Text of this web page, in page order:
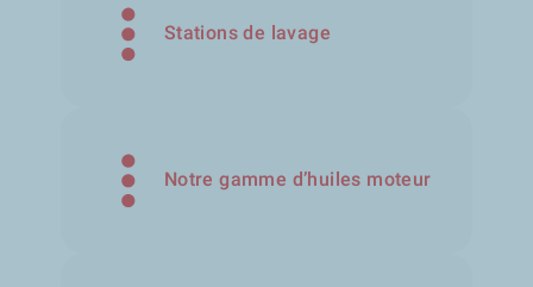
Stations de lavage
Notre gamme d’huiles moteur